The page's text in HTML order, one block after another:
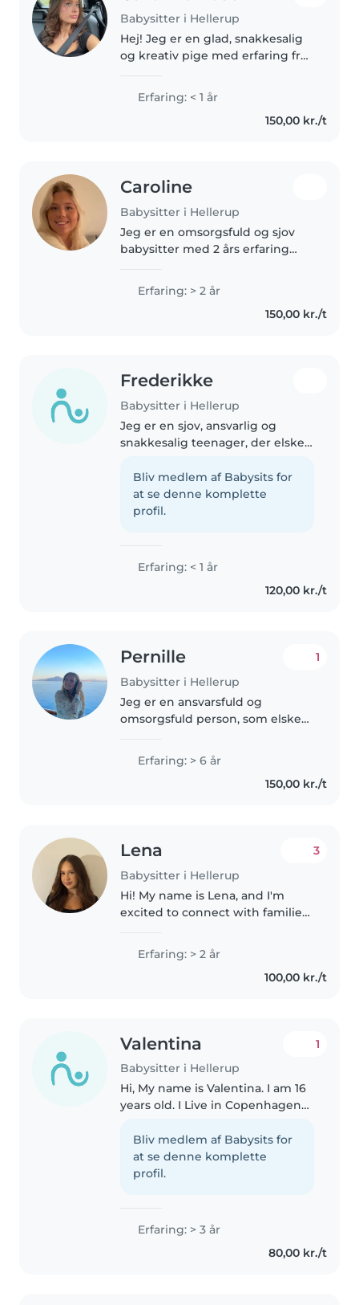
Babysitter i Hellerup
Hej! Jeg er en glad, snakkesalig
og kreativ pige med erfaring fra
kørekort, egen bil og et
førstehjælpskursus. Jeg elsker at
arbejde med mennesker og..
Erfaring: < 1 år
150,00 kr./t
Caroline
Babysitter i Hellerup
Jeg er en omsorgsfuld og sjov
babysitter med 2 års erfaring
er førstehjælpscertificeret og
kan tale dansk og engelsk. Jeg
elsker kreative aktiviteter,..
Erfaring: > 2 år
150,00 kr./t
Frederikke
Babysitter i Hellerup
Jeg er en sjov, ansvarlig og
snakkesalig teenager, der elsker
Selvom jeg ikke har nogen
formel erfaring, har jeg en
naturlig evne til at engagere mig
Bliv medlem af Babysits for
at se denne komplette
profil.
Erfaring: < 1 år
120,00 kr./t
Pernille
Babysitter i Hellerup
1
Jeg er en ansvarsfuld og
omsorgsfuld person, som elsker
er tålmodig, rolig og god til at
skabe trygge rammer, hvor børn
føler sig set og hørt. Jeg har..
Erfaring: > 6 år
150,00 kr./t
Lena
Babysitter i Hellerup
3
Hi! My name is Lena, and I'm
excited to connect with families
recently graduated high school
and am spending my gap year
gaining more experience in
Erfaring: > 2 år
100,00 kr./t
Valentina
Babysitter i Hellerup
1
Hi, My name is Valentina. I am 16
years old. I Live in Copenhagen
Czech Republic. I grew up in
England and Italy. I have
experience looking after
Bliv medlem af Babysits for
at se denne komplette
profil.
Erfaring: > 3 år
80,00 kr./t